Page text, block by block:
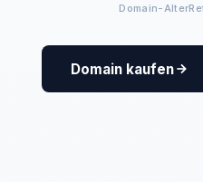
Domain-Alter
Domain kaufen